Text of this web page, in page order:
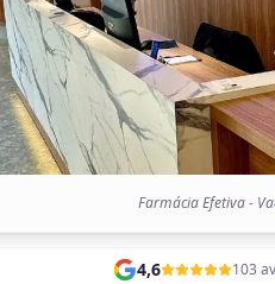
Farmácia Efetiva -
4,6 103